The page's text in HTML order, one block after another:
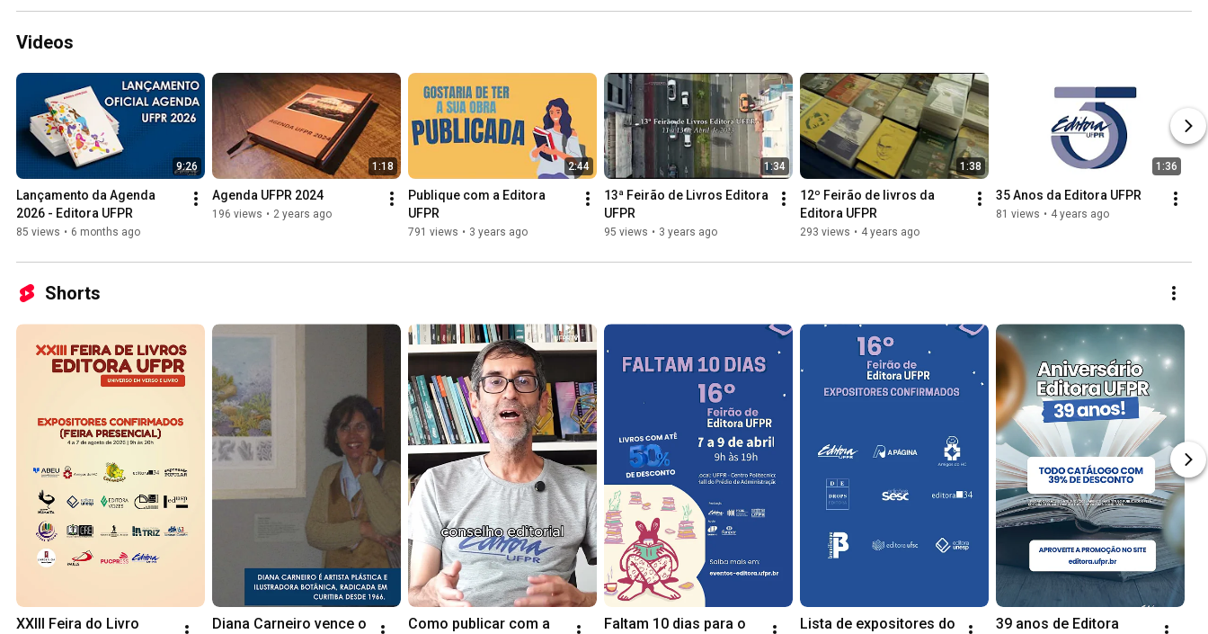
Videos
9:26
Lançamento da Agenda
2026 - Editora UFPR
85 views • 6 months ago
1:18
Agenda UFPR 2024
196 views • 2 years ago
2:44
Publique com a Editora
UFPR
791 views • 3 years ago
1:34
13ª Feirão de Livros Editora
UFPR
95 views • 3 years ago
1:38
12º Feirão de livros da
Editora UFPR
293 views • 4 years ago
1:36
35 Anos da Editora UFPR
81 views • 4 years ago
Shorts
XXIII Feira do Livro
Diana Carneiro vence o
Como publicar com a
Faltam 10 dias para o
Lista de expositores do
39 anos de Editora